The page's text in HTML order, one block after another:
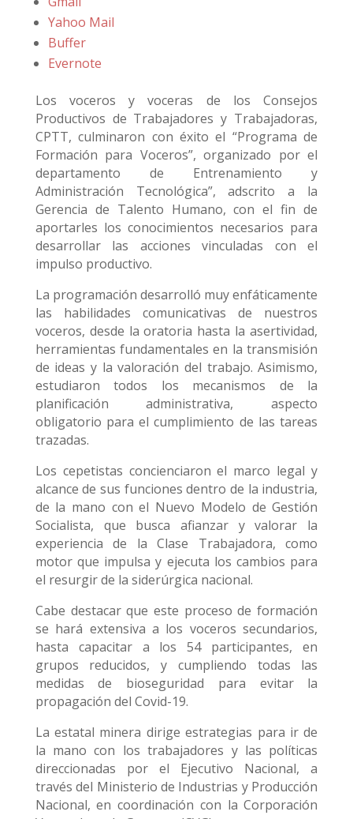
Yahoo Mail
Buffer
Evernote
Los voceros y voceras de los Consejos
Productivos de Trabajadores y Trabajadoras,
CPTT, culminaron con éxito el “Programa de
Formación para Voceros”, organizado por el
departamento de Entrenamiento y
Administración Tecnológica”, adscrito a la
Gerencia de Talento Humano, con el fin de
aportarles los conocimientos necesarios para
desarrollar las acciones vinculadas con el
impulso productivo.
La programación desarrolló muy enfáticamente
las habilidades comunicativas de nuestros
voceros, desde la oratoria hasta la asertividad,
herramientas fundamentales en la transmisión
de ideas y la valoración del trabajo. Asimismo,
estudiaron todos los mecanismos de la
planificación administrativa, aspecto
obligatorio para el cumplimiento de las tareas
trazadas.
Los cepetistas concienciaron el marco legal y
alcance de sus funciones dentro de la industria,
de la mano con el Nuevo Modelo de Gestión
Socialista, que busca afianzar y valorar la
experiencia de la Clase Trabajadora, como
motor que impulsa y ejecuta los cambios para
el resurgir de la siderúrgica nacional.
Cabe destacar que este proceso de formación
se hará extensiva a los voceros secundarios,
hasta capacitar a los 54 participantes, en
grupos reducidos, y cumpliendo todas las
medidas de bioseguridad para evitar la
propagación del Covid-19.
La estatal minera dirige estrategias para ir de
la mano con los trabajadores y las políticas
direccionadas por el Ejecutivo Nacional, a
través del Ministerio de Industrias y Producción
Nacional, en coordinación con la Corporación